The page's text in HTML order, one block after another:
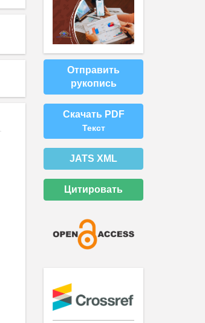
Отправить
рукопись
Скачать PDF
Текст
JATS XML
Цитировать